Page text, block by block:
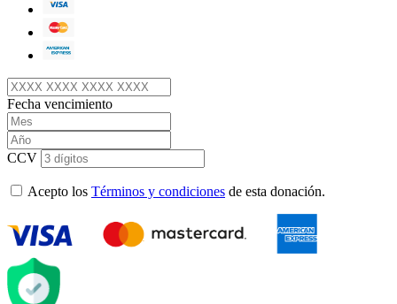
Fecha vencimiento
CCV
Acepto los Términos y condiciones de esta donación.